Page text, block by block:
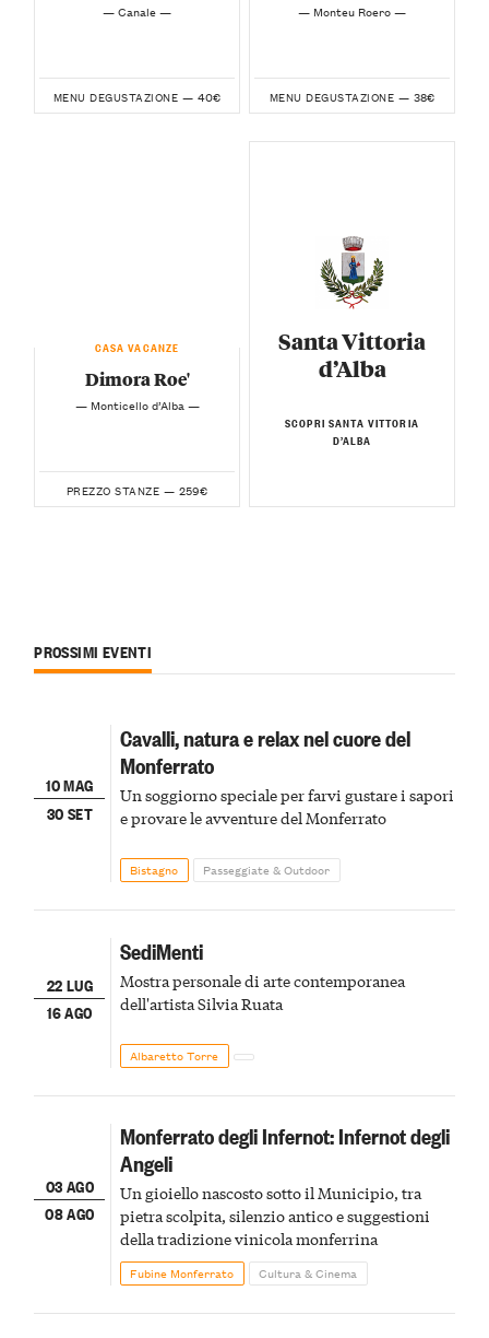
— Canale —
MENU DEGUSTAZIONE — 40€
— Monteu Roero —
MENU DEGUSTAZIONE — 38€
CASA VACANZE
Dimora Roe'
— Monticello d’Alba —
PREZZO STANZE — 259€
Santa Vittoria
d’Alba
SCOPRI SANTA VITTORIA
D’ALBA
PROSSIMI EVENTI
10 MAG
30 SET
Cavalli, natura e relax nel cuore del
Monferrato
Un soggiorno speciale per farvi gustare i sapori
e provare le avventure del Monferrato
Bistagno Passeggiate & Outdoor
22 LUG
16 AGO
SediMenti
Mostra personale di arte contemporanea
dell'artista Silvia Ruata
Albaretto Torre
03 AGO
08 AGO
Monferrato degli Infernot: Infernot degli
Angeli
Un gioiello nascosto sotto il Municipio, tra
pietra scolpita, silenzio antico e suggestioni
della tradizione vinicola monferrina
Fubine Monferrato Cultura & Cinema